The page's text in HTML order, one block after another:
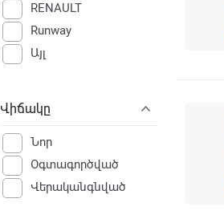
RENAULT
Runway
Այլ
Վիճակը
Նոր
Օգտագործված
Վերականգնված